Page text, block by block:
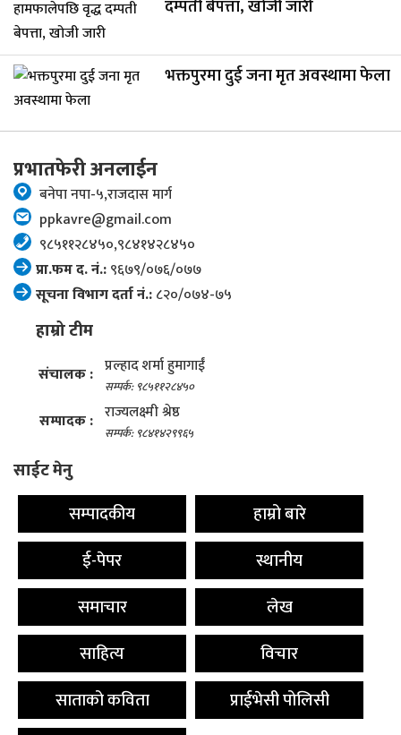
दम्पती बेपत्ता, खोजी जारी
भक्तपुरमा दुई जना मृत अवस्थामा फेला
प्रभातफेरी अनलाईन
बनेपा नपा-५,राजदास मार्ग
ppkavre@gmail.com
९८५११२८४५०,९८४१४२८४५०
प्रा.फम द. नं.:९६७९/०७६/०७७
सूचना विभाग दर्ता नं.:८२०/०७४-७५
हाम्रो टीम
संचालक : प्रल्हाद शर्मा हुमागाईं
सम्पर्क: ९८५११२८४५०
सम्पादक : राज्यलक्ष्मी श्रेष्ठ
सम्पर्क: ९८४१४२९९६५
साईट मेनु
सम्पादकीय
हाम्रो बारे
ई-पेपर
स्थानीय
समाचार
लेख
साहित्य
विचार
साताको कविता
प्राईभेसी पोलिसी